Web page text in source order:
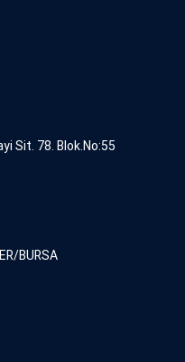
Sit. 78. Blok.No:55
BURSA